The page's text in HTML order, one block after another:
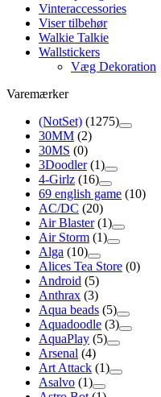
Vinteraccessories
Viser tilbehør
Walkie Talkie
Wallstickers
Væg Dekoration
Varemærker
(NotSet) (1275)
30MM (2)
30MS (0)
3Doodler (1)
4-Girlz (16)
69 english game (10)
AC/DC (20)
Air Blaster (1)
Air Storm (1)
Alga (10)
Alices Tea Store (0)
Android (5)
Anthrax (3)
Aqua beads (5)
Aquadoodle (3)
AquaPlay (5)
Arsenal (4)
Art Attack (1)
Asalvo (1)